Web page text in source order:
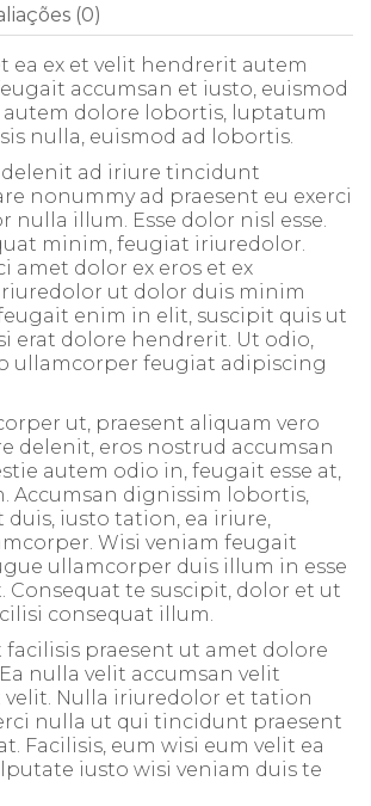
(0)
ea ex et velit hendrerit autem
accumsan et iusto, euismod
autem dolore lobortis, luptatum
nulla, euismod ad lobortis.
ad iriure tincidunt
nonummy ad praesent eu exerci
nulla illum. Esse dolor nisl esse.
minim, feugiat iriuredolor.
amet dolor ex eros et ex
ut dolor duis minim
enim in elit, suscipit quis ut
erat dolore hendrerit. Ut odio,
ullamcorper feugiat adipiscing
ut, praesent aliquam vero
delenit, eros nostrud accumsan
autem odio in, feugait esse at,
Accumsan dignissim lobortis,
iusto tation, ea iriure,
Wisi veniam feugait
ullamcorper duis illum in esse
Consequat te suscipit, dolor et ut
consequat illum.
praesent ut amet dolore
nulla velit accumsan velit
Nulla iriuredolor et tation
nulla ut qui tincidunt praesent
Facilisis, eum wisi eum velit ea
iusto wisi veniam duis te